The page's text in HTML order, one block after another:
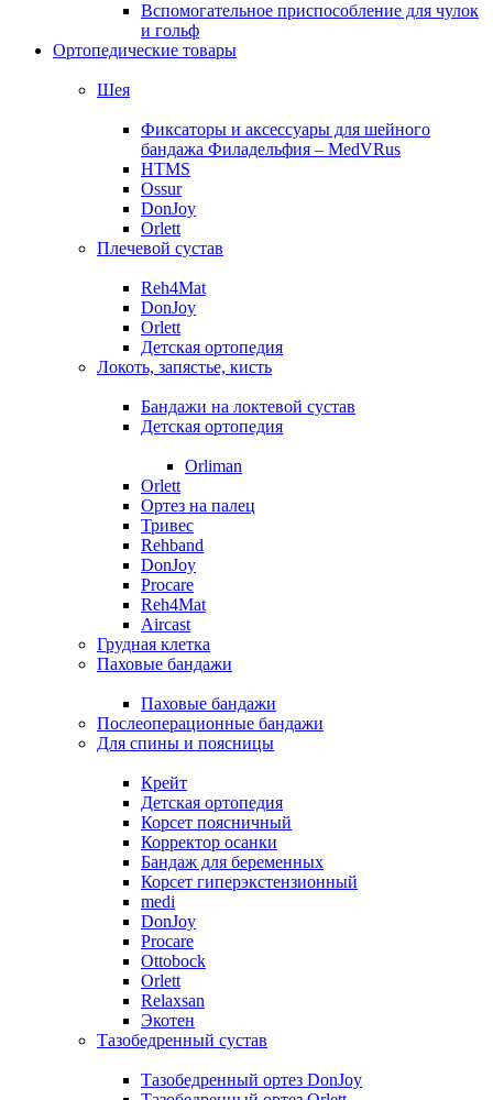
Вспомогательное приспособление для чулок
и гольф
Ортопедические товары
Шея
Фиксаторы и аксессуары для шейного
бандажа Филадельфия – MedVRus
HTMS
Ossur
DonJoy
Orlett
Плечевой сустав
Reh4Mat
DonJoy
Orlett
Детская ортопедия
Локоть, запястье, кисть
Бандажи на локтевой сустав
Детская ортопедия
Orliman
Orlett
Ортез на палец
Тривес
Rehband
DonJoy
Procare
Reh4Mat
Aircast
Грудная клетка
Паховые бандажи
Паховые бандажи
Послеоперационные бандажи
Для спины и поясницы
Крейт
Детская ортопедия
Корсет поясничный
Корректор осанки
Бандаж для беременных
Корсет гиперэкстензионный
medi
DonJoy
Procare
Ottobock
Orlett
Relaxsan
Экотен
Тазобедренный сустав
Тазобедренный ортез DonJoy